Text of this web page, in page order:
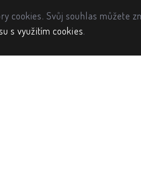
cookies. Svůj souhlas můžete
s využitím cookies.